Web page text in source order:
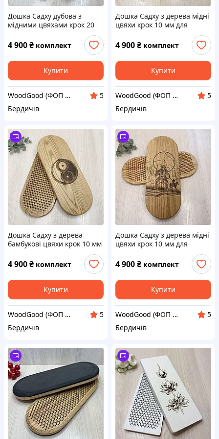
Дошка Садху дубова з
мідними цвяхами крок 20
мм для досвідчених (рівень
гуру). Sadhu board від
виробника. Дошка для йоги
4 900₴ комплект
Купити
WoodGood (ФОП Овчар Олена Володимирівна)
5
Бердичів
Дошка Садху з дерева мідні
цвяхи крок 10 мм для
новачків 35х14 см. Sadhu
board від виробника.
Дошка для йоги
4 900₴ комплект
Купити
WoodGood (ФОП Овчар Олена Володимирівна)
5
Бердичів
Дошка Садху з дерева
бамбукові цвяхи крок 10 мм
Sadhu board від виробника.
Дошка для йоги
4 900₴ комплект
Купити
WoodGood (ФОП Овчар Олена Володимирівна)
5
Бердичів
Дошка Садху з дерева мідні
цвяхи крок 10 мм для
новачків 35х14 см. Sadhu
board для йоги
4 900₴ комплект
Купити
WoodGood (ФОП Овчар Олена Володимирівна)
5
Бердичів